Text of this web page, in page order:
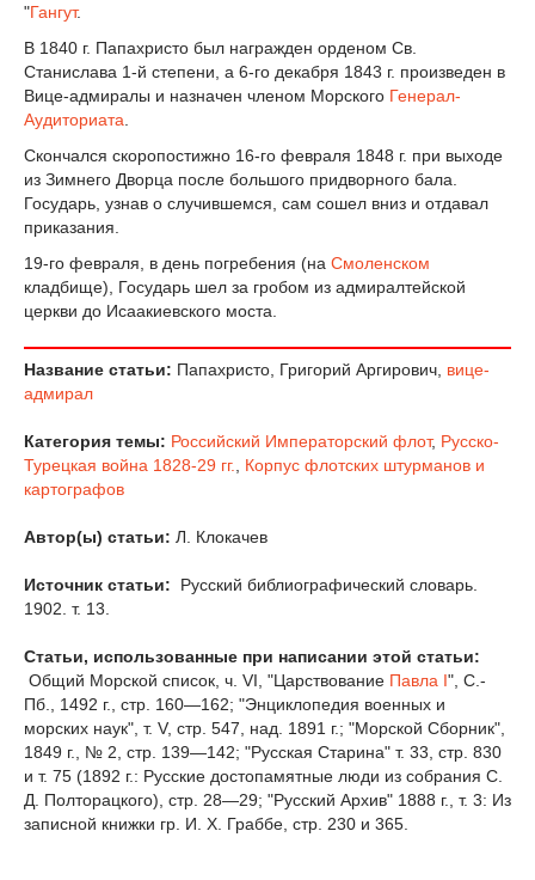
"Гангут.
В 1840 г. Папахристо был награжден орденом Св.
Станислава 1-й степени, а 6-го декабря 1843 г. произведен в
Вице-адмиралы и назначен членом Морского Генерал-
Аудиториата
Скончался скоропостижно 16-го февраля 1848 г. при выходе
из Зимнего Дворца после большого придворного бала.
Государь, узнав о случившемся, сам сошел вниз и отдавал
приказания.
19-го февраля, в день погребения (на Смоленском
кладбище), Государь шел за гробом из адмиралтейской
церкви до Исаакиевского моста.
Название статьи: Папахристо, Григорий Аргирович, вице-
адмирал
Категория темы: Российский Императорский флот, Русско-
Турецкая война 1828-29 гг.
Корпус флотских штурманов и
картографов
Автор(ы) статьи: Л. Клокачев
Источник статьи:
Русский библиографический словарь.
1902. т. 13.
Статьи, использованные при написании этой статьи:
Общий Морской список, ч. VI, "Царствование Павла I", С.-
Пб., 1492 г., стр. 160—162; "Энциклопедия военных и
морских наук", т. V, стр. 547, над. 1891 г.; "Морской Сборник",
1849 г., № 2, стр. 139—142; "Русская Старина" т. 33, стр. 830
и т. 75 (1892 г.: Русские достопамятные люди из собрания С.
Д. Полторацкого), стр. 28—29; "Русский Архив" 1888 г., т. 3: Из
записной книжки гр. И. X. Граббе, стр. 230 и 365.